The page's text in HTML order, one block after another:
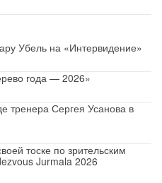
Убель на «Интервидение»
года — 2026»
тренера Сергея Усанова в
тоске по зрительским
Jurmala 2026